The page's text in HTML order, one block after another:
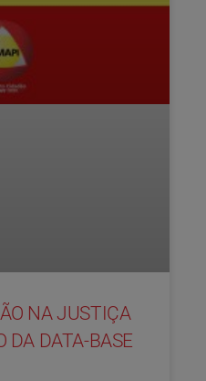
NA JUSTIÇA
DA DATA-BASE